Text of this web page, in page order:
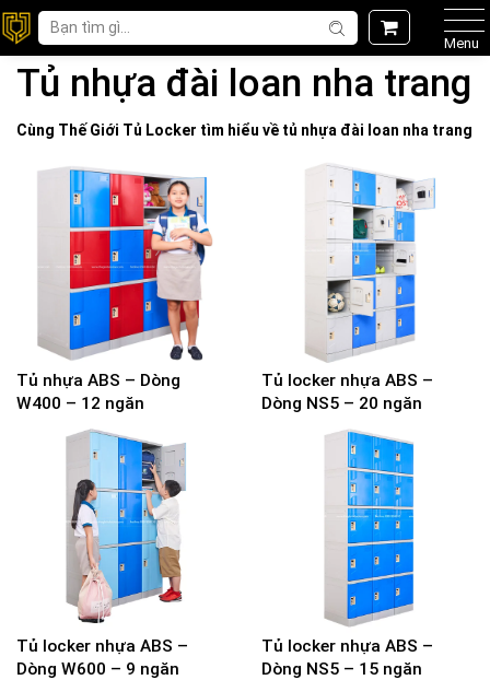
Menu
Tủ nhựa đài loan nha trang
Cùng Thế Giới Tủ Locker tìm hiểu về tủ nhựa đài loan nha trang
Tủ nhựa ABS – Dòng
W400 – 12 ngăn
Tủ locker nhựa ABS –
Dòng NS5 – 20 ngăn
Tủ locker nhựa ABS –
Dòng W600 – 9 ngăn
Tủ locker nhựa ABS –
Dòng NS5 – 15 ngăn